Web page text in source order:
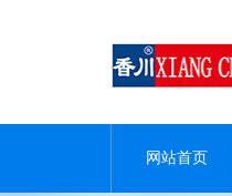
网站首页